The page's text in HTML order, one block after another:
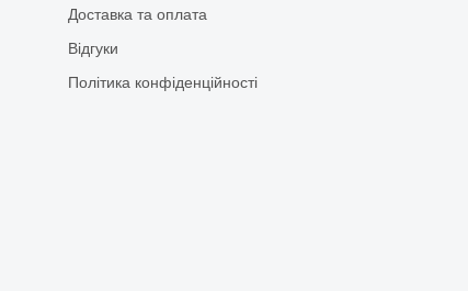
Доставка та оплата
Відгуки
Політика конфіденційності